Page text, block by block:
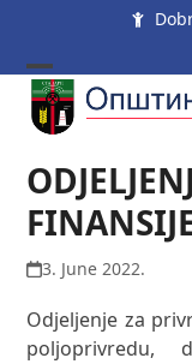
content
Open
mobile
menu
Close
mobile
menu
3. June 2022.
Odjeljenje za
poljoprivredu,